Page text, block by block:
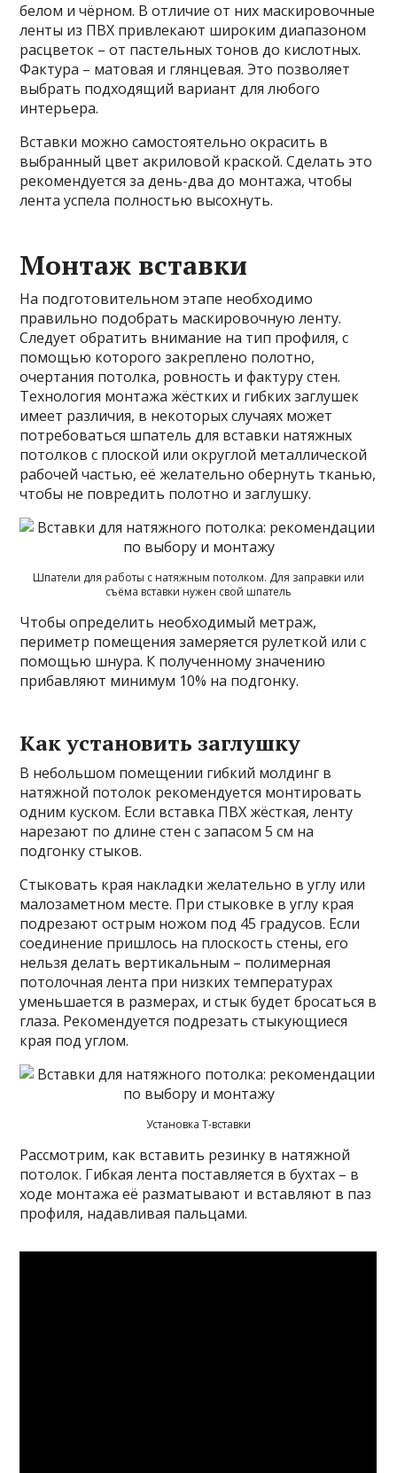
белом и чёрном. В отличие от них маскировочные
ленты из ПВХ привлекают широким диапазоном
расцветок – от пастельных тонов до кислотных.
Фактура – матовая и глянцевая. Это позволяет
выбрать подходящий вариант для любого
интерьера.
Вставки можно самостоятельно окрасить в
выбранный цвет акриловой краской. Сделать это
рекомендуется за день-два до монтажа, чтобы
лента успела полностью высохнуть.
Монтаж вставки
На подготовительном этапе необходимо
правильно подобрать маскировочную ленту.
Следует обратить внимание на тип профиля, с
помощью которого закреплено полотно,
очертания потолка, ровность и фактуру стен.
Технология монтажа жёстких и гибких заглушек
имеет различия, в некоторых случаях может
потребоваться шпатель для вставки натяжных
потолков с плоской или округлой металлической
рабочей частью, её желательно обернуть тканью,
чтобы не повредить полотно и заглушку.
Шпатели для работы с натяжным потолком. Для заправки или
съёма вставки нужен свой шпатель
Чтобы определить необходимый метраж,
периметр помещения замеряется рулеткой или с
помощью шнура. К полученному значению
прибавляют минимум 10% на подгонку.
Как установить заглушку
В небольшом помещении гибкий молдинг в
натяжной потолок рекомендуется монтировать
одним куском. Если вставка ПВХ жёсткая, ленту
нарезают по длине стен с запасом 5 см на
подгонку стыков.
Стыковать края накладки желательно в углу или
малозаметном месте. При стыковке в углу края
подрезают острым ножом под 45 градусов. Если
соединение пришлось на плоскость стены, его
нельзя делать вертикальным – полимерная
потолочная лента при низких температурах
уменьшается в размерах, и стык будет бросаться в
глаза. Рекомендуется подрезать стыкующиеся
края под углом.
Установка T-вставки
Рассмотрим, как вставить резинку в натяжной
потолок. Гибкая лента поставляется в бухтах – в
ходе монтажа её разматывают и вставляют в паз
профиля, надавливая пальцами.